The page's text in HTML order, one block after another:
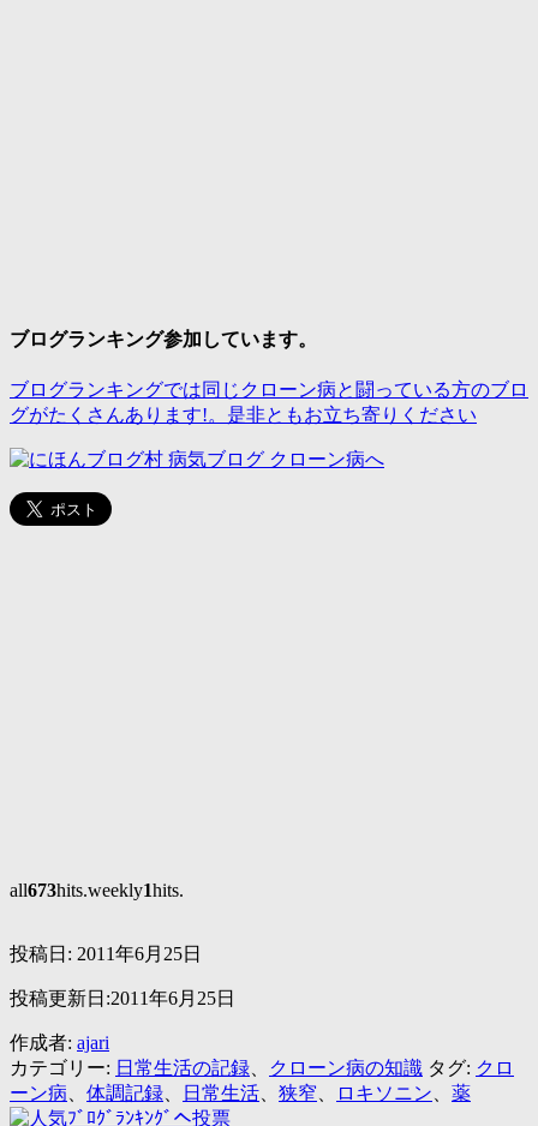
ブログランキング参加しています。
ブログランキングでは同じクローン病と闘っている方のブロ
グがたくさんあります!。是非ともお立ち寄りください
all673hits.weekly1hits.
投稿日: 2011年6月25日
投稿更新日:2011年6月25日
作成者: ajari
カテゴリー: 日常生活の記録 クローン病の知識 タグ: クロ
ーン病
体調記録 日常生活 狭窄 ロキソニン 薬